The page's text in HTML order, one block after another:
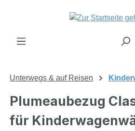
Zum Hauptinhalt springen
Unterwegs & auf Reisen
Plumeaubezug
für